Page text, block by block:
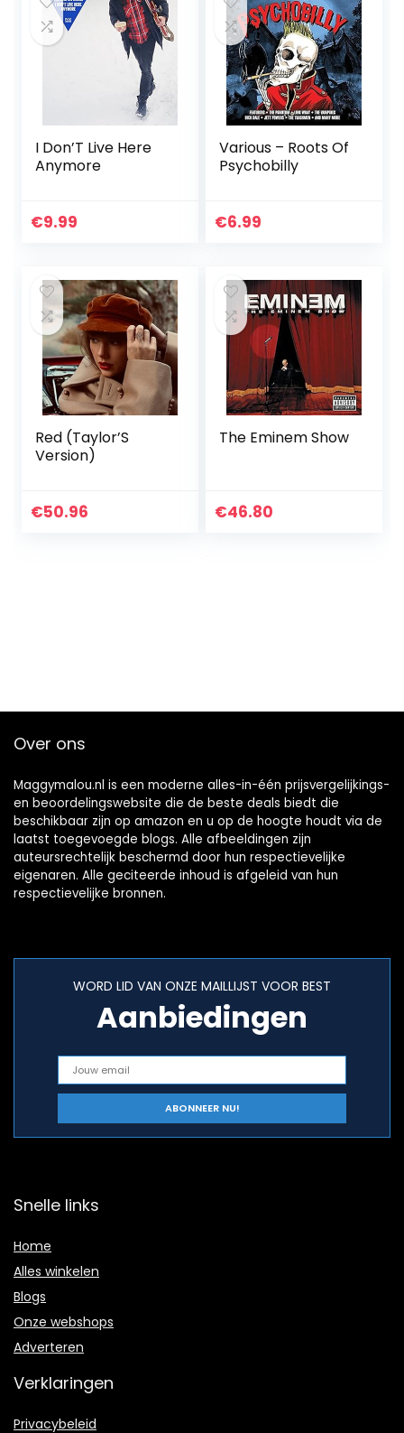
I Don’T Live Here
Anymore
€9.99
Various – Roots Of
Psychobilly
€6.99
Red (Taylor’S
Version)
€50.96
The Eminem Show
€46.80
Over ons
Maggymalou.nl is een moderne alles-in-één prijsvergelijkings-
en beoordelingswebsite die de beste deals biedt die
beschikbaar zijn op amazon en u op de hoogte houdt via de
laatst toegevoegde blogs. Alle afbeeldingen zijn
auteursrechtelijk beschermd door hun respectievelijke
eigenaren. Alle geciteerde inhoud is afgeleid van hun
respectievelijke bronnen.
WORD LID VAN ONZE MAILLIJST VOOR BEST
Aanbiedingen
Snelle links
Home
Alles winkelen
Blogs
Onze webshops
Adverteren
Verklaringen
Privacybeleid